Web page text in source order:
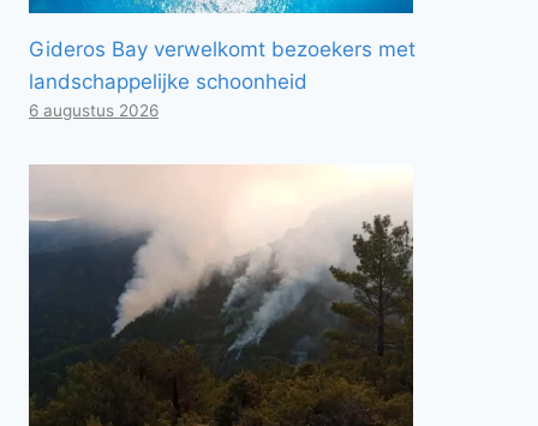
Gideros Bay verwelkomt bezoekers met
landschappelijke schoonheid
6 augustus 2026